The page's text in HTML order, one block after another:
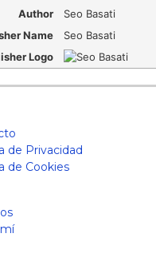
Author
Seo Basati
Name
Seo Basati
Logo
de Privacidad
de Cookies